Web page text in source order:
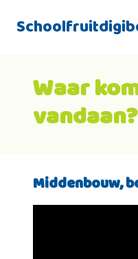
Waar
vandaan?
Middenbouw,